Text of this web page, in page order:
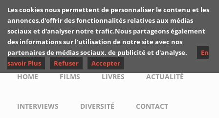
Skip to main content
Les critiques de
Yuyine
Main menu
HOME FILMS LIVRES ACTUALITÉ
INTERVIEWS DIVERSITÉ CONTACT
Les cookies nous permettent de personnaliser le contenu et les
annonces,d'offrir des fonctionnalités relatives aux médias
sociaux et d'analyser notre trafic.Nous partageons également
des informations sur l'utilisation de notre site avec nos
partenaires de médias sociaux, de publicité et d'analyse.
En
savoir Plus
Refuser Accepter